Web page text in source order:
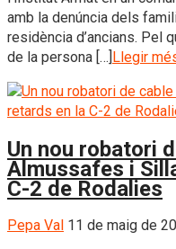
amb la denúncia dels
residència d’ancians. Pel
de la persona […]Llegir
Un nou robatori
Almussafes i
C-2 de Rodalies
Pepa Val 11 de maig de